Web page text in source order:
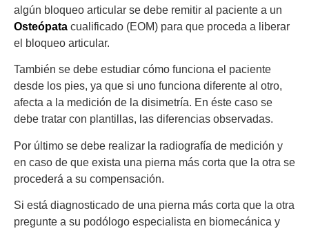
algún bloqueo articular se debe remitir al paciente a un
Osteópata cualificado (EOM) para que proceda a liberar
el bloqueo articular.
También se debe estudiar cómo funciona el paciente
desde los pies, ya que si uno funciona diferente al otro,
afecta a la medición de la disimetría. En éste caso se
debe tratar con plantillas, las diferencias observadas.
Por último se debe realizar la radiografía de medición y
en caso de que exista una pierna más corta que la otra se
procederá a su compensación.
Si está diagnosticado de una pierna más corta que la otra
pregunte a su podólogo especialista en biomecánica y